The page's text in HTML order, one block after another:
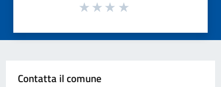
Contatta il comune